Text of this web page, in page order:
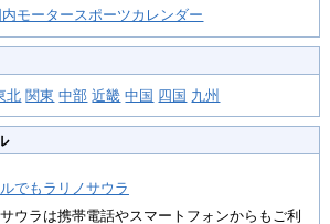
モータースポーツカレンダー
北 関東 中部 近畿 中国 四国 九州
でもラリノサウラ
ウラは携帯電話やスマートフォンからもご利